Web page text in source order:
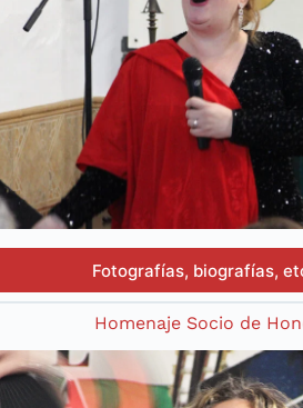
Fotografías, biografías,
Homenaje Socio de